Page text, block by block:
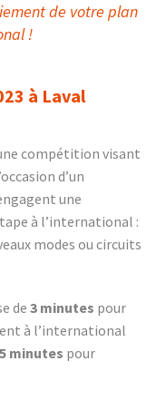
de votre plan
!
à Laval
compétition visant
d’un
une
à l’international :
modes ou circuits
de 3 minutes pour
à l’international
5 minutes pour